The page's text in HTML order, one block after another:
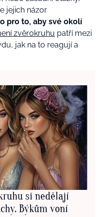
jejich názor
pro to, aby své okolí
zvěrokruhu patří mezi
jak na to reagují a
si nedělají
Býkům voní